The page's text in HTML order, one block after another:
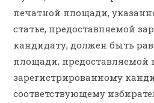
печатной площади,
статье, предоставляемой
кандидату, должен быть
площади, предоставляемой
зарегистрированному
соответствующему